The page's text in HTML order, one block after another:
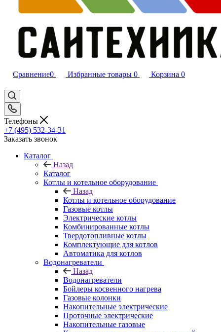
Сравнение0 Избранные товары 0 Корзина 0
Телефоны
+7 (495) 532‑34‑31
Заказать звонок
Каталог
Назад
Каталог
Котлы и котельное оборудование
Назад
Котлы и котельное оборудование
Газовые котлы
Электрические котлы
Комбинированные котлы
Твердотопливные котлы
Комплектующие для котлов
Автоматика для котлов
Водонагреватели
Назад
Водонагреватели
Бойлеры косвенного нагрева
Газовые колонки
Накопительные электрические
Проточные электрические
Накопительные газовые